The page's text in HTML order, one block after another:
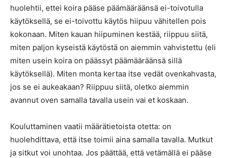
huolehtii, ettei koira pääse päämääräänsä ei-toivotulla
käytöksellä, se ei-toivottu käytös hiipuu vähitellen pois
kokonaan. Miten kauan hiipuminen kestää, riippuu siitä,
miten paljon kyseistä käytöstä on aiemmin vahvistettu (eli
miten usein koira on päässyt päämääräänsä sillä
käytöksellä). Miten monta kertaa itse vedät ovenkahvasta,
jos se ei aukeakaan? Riippuu siitä, oletko aiemmin
avannut oven samalla tavalla usein vai et koskaan.
Kouluttaminen vaatii määrätietoista otetta: on
huolehdittava, että itse toimii aina samalla tavalla. Mutkut
ja sitkut voi unohtaa. Jos päättää, että vetämällä ei pääse